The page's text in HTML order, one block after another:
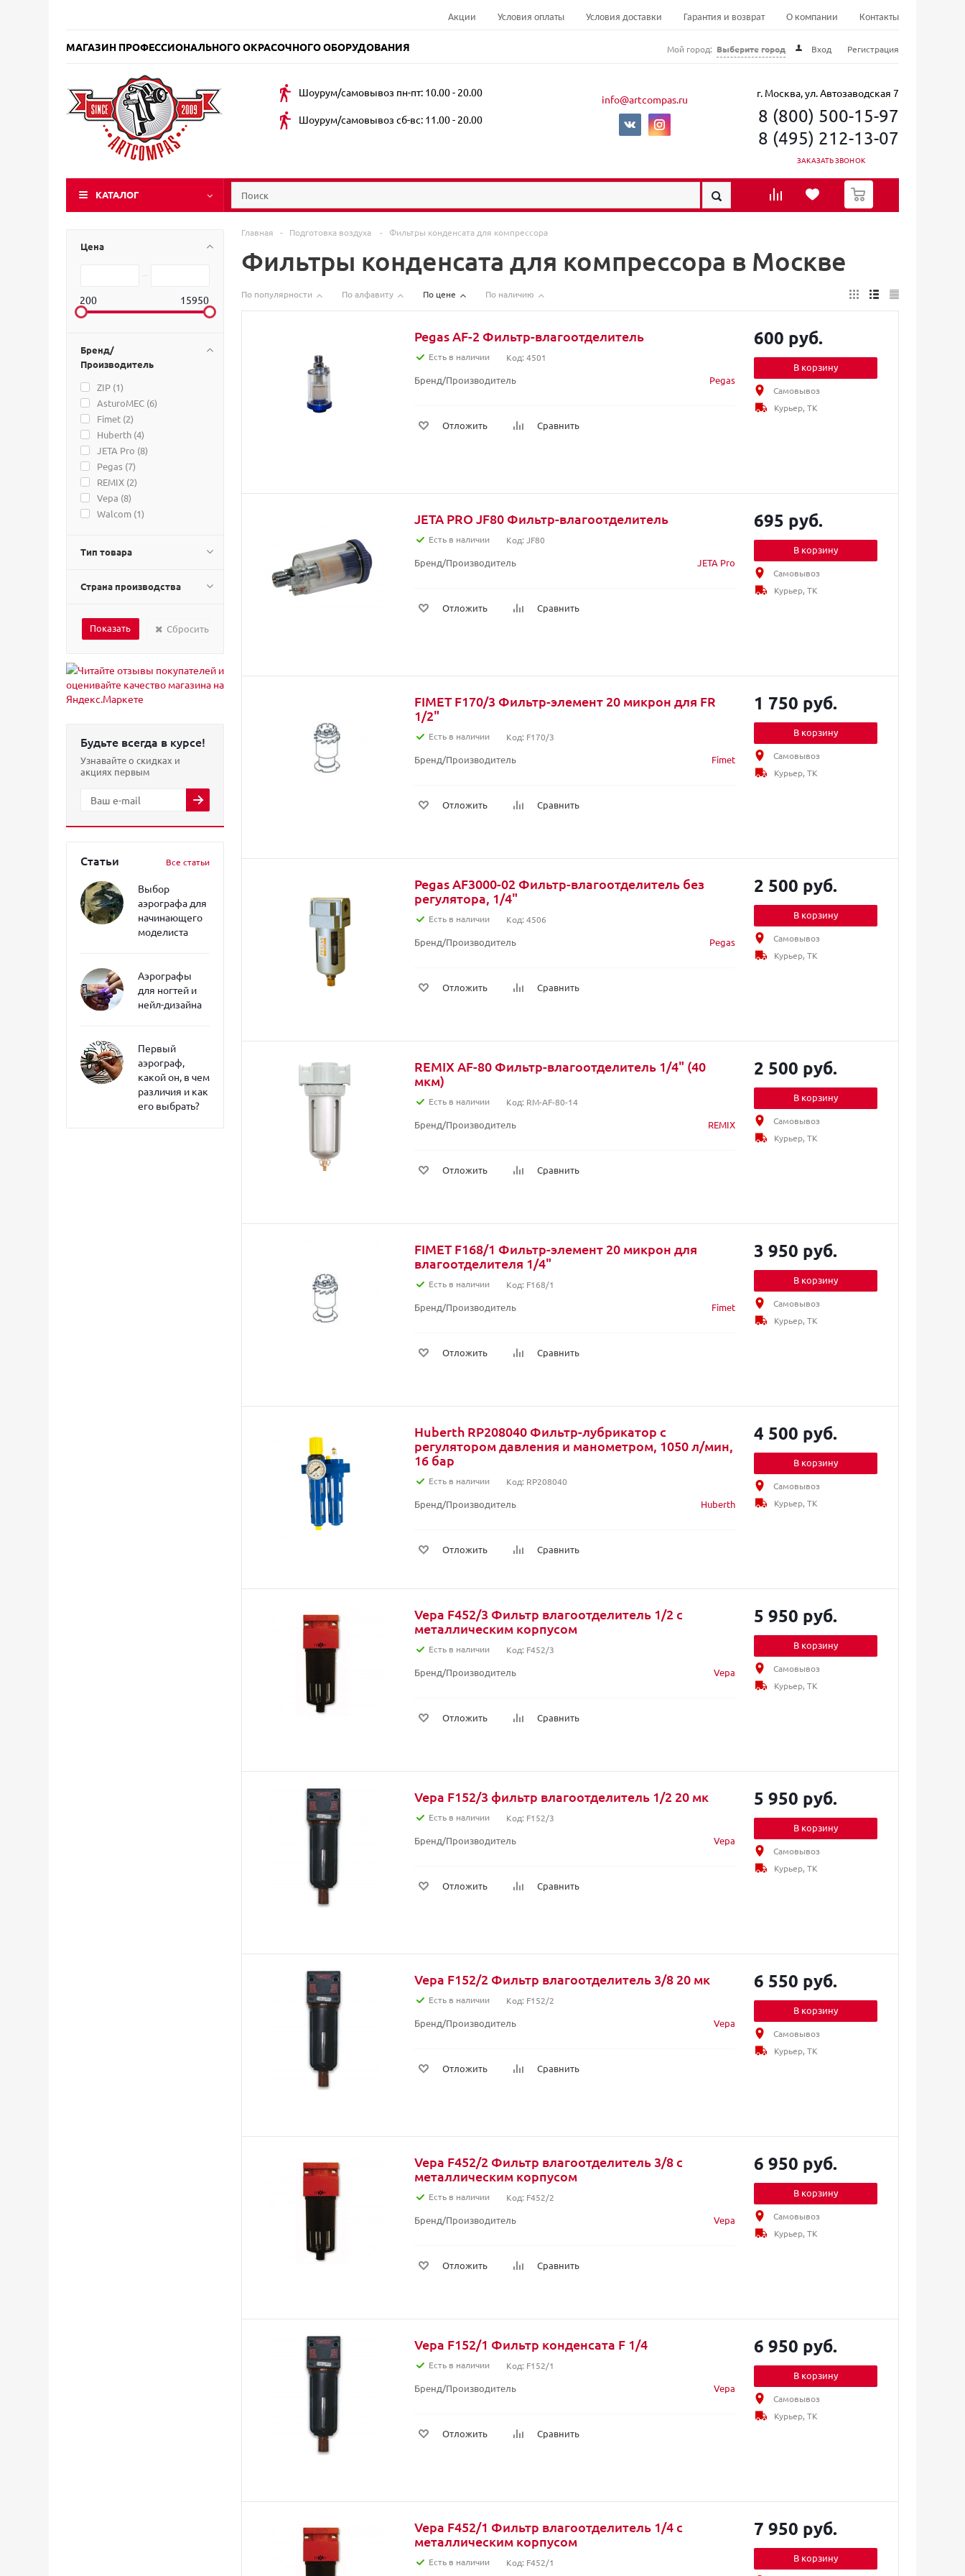
Акции Условия оплаты Условия доставки Гарантия и возврат О компании Контакты
МАГАЗИН ПРОФЕССИОНАЛЬНОГО ОКРАСОЧНОГО ОБОРУДОВАНИЯ Мой город: Выберите город Вход Регистрация
Шоурум/самовывоз пн-пт: 10.00 - 20.00
Шоурум/самовывоз сб-вс: 11.00 - 20.00
info@artcompas.ru г. Москва, ул. Автозаводская 7
8 (800) 500-15-97
8 (495) 212-13-07
ЗАКАЗАТЬ ЗВОНОК
КАТАЛОГ
0
Цена
200 15950
Бренд/
Производитель
ZIP (1)
AsturoMEC (6)
Fimet (2)
Huberth (4)
JETA Pro (8)
Pegas (7)
REMIX (2)
Vepa (8)
Walcom (1)
Тип товара
Страна производства
Сбросить
Будьте всегда в курсе!
Узнавайте о скидках и
акциях первым
Статьи Все статьи
Выбор
аэрографа для
начинающего
моделиста
Аэрографы
для ногтей и
нейл-дизайна
Первый
аэрограф,
какой он, в чем
различия и как
его выбрать?
Главная - Подготовка воздуха - Фильтры конденсата для компрессора
Фильтры конденсата для компрессора в Москве
По популярности По алфавиту По цене По наличию
Pegas AF-2 Фильтр-влагоотделитель
Есть в наличии Код: 4501
Бренд/Производитель Pegas
Отложить Сравнить
600 руб.
В корзину
Самовывоз
Курьер, ТК
JETA PRO JF80 Фильтр-влагоотделитель
Есть в наличии Код: JF80
Бренд/Производитель JETA Pro
Отложить Сравнить
695 руб.
В корзину
Самовывоз
Курьер, ТК
FIMET F170/3 Фильтр-элемент 20 микрон для FR
1/2"
Есть в наличии Код: F170/3
Бренд/Производитель Fimet
Отложить Сравнить
1 750 руб.
В корзину
Самовывоз
Курьер, ТК
Pegas AF3000-02 Фильтр-влагоотделитель без
регулятора, 1/4"
Есть в наличии Код: 4506
Бренд/Производитель Pegas
Отложить Сравнить
2 500 руб.
В корзину
Самовывоз
Курьер, ТК
REMIX AF-80 Фильтр-влагоотделитель 1/4" (40
мкм)
Есть в наличии Код: RM-AF-80-14
Бренд/Производитель REMIX
Отложить Сравнить
2 500 руб.
В корзину
Самовывоз
Курьер, ТК
FIMET F168/1 Фильтр-элемент 20 микрон для
влагоотделителя 1/4"
Есть в наличии Код: F168/1
Бренд/Производитель Fimet
Отложить Сравнить
3 950 руб.
В корзину
Самовывоз
Курьер, ТК
Huberth RP208040 Фильтр-лубрикатор с
регулятором давления и манометром, 1050 л/мин,
16 бар
Есть в наличии Код: RP208040
Бренд/Производитель Huberth
Отложить Сравнить
4 500 руб.
В корзину
Самовывоз
Курьер, ТК
Vepa F452/3 Фильтр влагоотделитель 1/2 с
металлическим корпусом
Есть в наличии Код: F452/3
Бренд/Производитель Vepa
Отложить Сравнить
5 950 руб.
В корзину
Самовывоз
Курьер, ТК
Vepa F152/3 фильтр влагоотделитель 1/2 20 мк
Есть в наличии Код: F152/3
Бренд/Производитель Vepa
Отложить Сравнить
5 950 руб.
В корзину
Самовывоз
Курьер, ТК
Vepa F152/2 Фильтр влагоотделитель 3/8 20 мк
Есть в наличии Код: F152/2
Бренд/Производитель Vepa
Отложить Сравнить
6 550 руб.
В корзину
Самовывоз
Курьер, ТК
Vepa F452/2 Фильтр влагоотделитель 3/8 с
металлическим корпусом
Есть в наличии Код: F452/2
Бренд/Производитель Vepa
Отложить Сравнить
6 950 руб.
В корзину
Самовывоз
Курьер, ТК
Vepa F152/1 Фильтр конденсата F 1/4
Есть в наличии Код: F152/1
Бренд/Производитель Vepa
Отложить Сравнить
6 950 руб.
В корзину
Самовывоз
Курьер, ТК
Vepa F452/1 Фильтр влагоотделитель 1/4 с
металлическим корпусом
Есть в наличии Код: F452/1
7 950 руб.
В корзину